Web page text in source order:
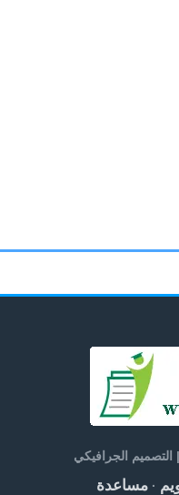
الجرافيكي
· مساعدة